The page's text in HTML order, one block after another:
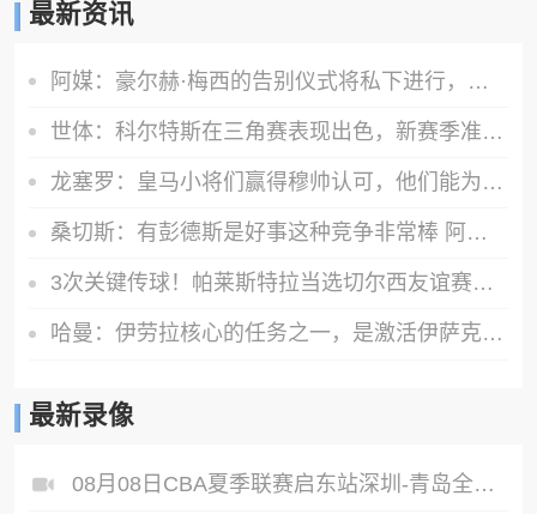
最新资讯
阿媒：豪尔赫·梅西的告别仪式将私下进行，仅限亲人和挚友出席
世体：科尔特斯在三角赛表现出色，新赛季准备留在巴萨参与竞争
龙塞罗：皇马小将们赢得穆帅认可，他们能为巨星们提供有力支援
桑切斯：有彭德斯是好事这种竞争非常棒 阿隆索让事情变得简单
3次关键传球！帕莱斯特拉当选切尔西友谊赛队内最佳球员
哈曼：伊劳拉核心的任务之一，是激活伊萨克、维尔茨等球员
最新录像
08月08日CBA夏季联赛启东站深圳-青岛全场录像